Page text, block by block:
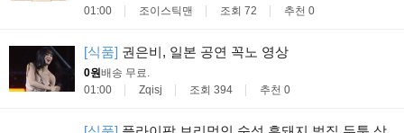
01:00
조이스틱맨 조회 72 추천 0
[식품] 권은비, 일본 공연 꼭노 영상
0원배송 무료.
01:00
Zqisj 조회 394 추천 0